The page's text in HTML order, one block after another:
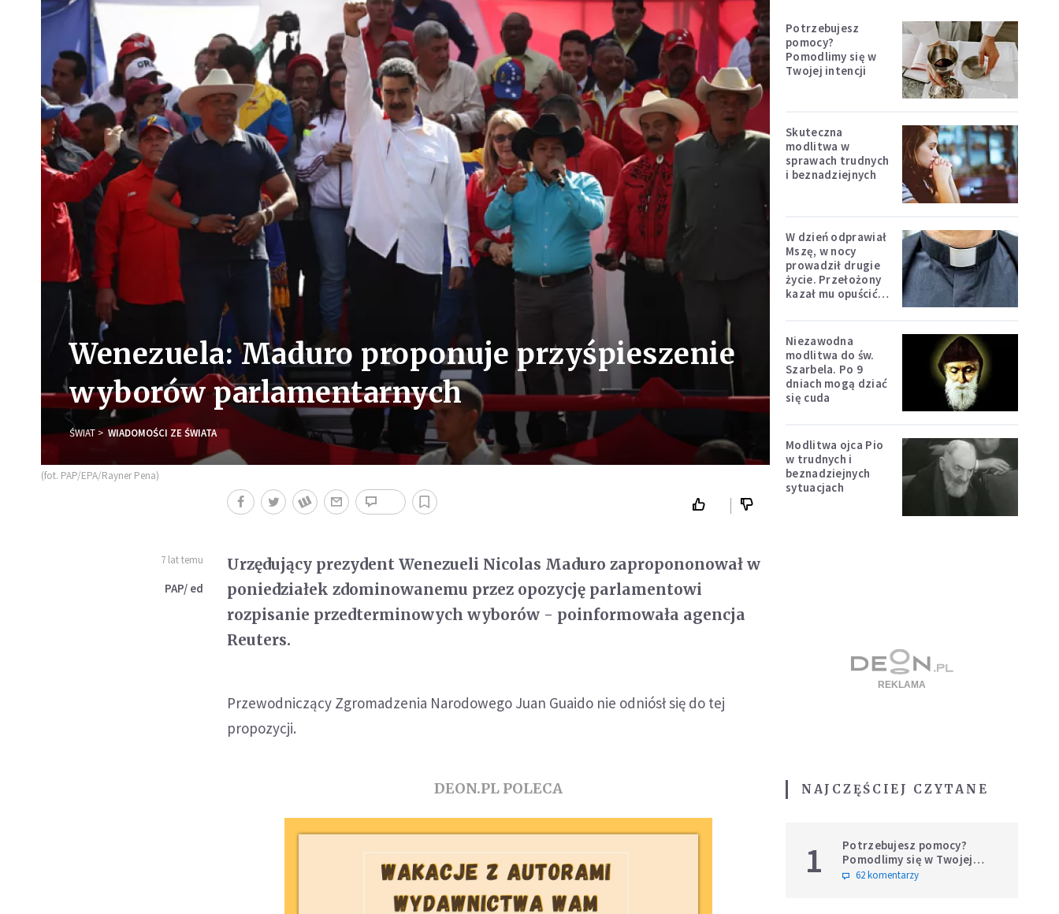
Wenezuela: Maduro proponuje przyśpieszenie
wyborów parlamentarnych
ŚWIAT WIADOMOŚCI ZE ŚWIATA
(fot. PAP/EPA/Rayner Pena)
7 lat temu
PAP/ ed
Urzędujący prezydent Wenezueli Nicolas Maduro zapropononował w
poniedziałek zdominowanemu przez opozycję parlamentowi
rozpisanie przedterminowych wyborów - poinformowała agencja
Reuters.
Przewodniczący Zgromadzenia Narodowego Juan Guaido nie odniósł się do tej
propozycji.
DEON.PL POLECA
Potrzebujesz
pomocy?
Pomodlimy się w
Twojej intencji
Skuteczna
modlitwa w
sprawach trudnych
i beznadziejnych
W dzień odprawiał
Mszę, w nocy
prowadził drugie
życie. Przełożony
kazał mu opuścić
Niezawodna
modlitwa do św.
Szarbela. Po 9
dniach mogą dziać
się cuda
Modlitwa ojca Pio
w trudnych i
beznadziejnych
sytuacjach
NAJCZĘŚCIEJ CZYTANE
1
Potrzebujesz pomocy?
Pomodlimy się w Twojej
intencji
62 komentarzy